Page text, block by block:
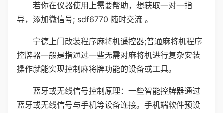
若你在仪器使用上需要帮助，想获取一对一指
导，添加微信号; sdf6770 随时交流 。
宁德上门改装程序麻将机遥控器;普通麻将机程序
控牌器一般是指通过一些无需对麻将机进行复杂安装
操作就能实现控制麻将牌功能的设备或工具。
蓝牙或无线信号控制原理：一些智能控牌器通过
蓝牙或无线信号与手机等设备连接。手机端软件预设